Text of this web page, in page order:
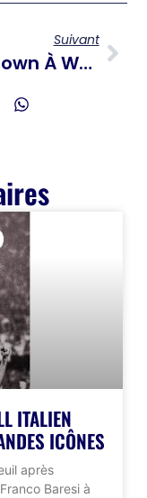
Suivant
Shutdown À Washington : Trump Menace De Coupes Massives Dans Les Agences Fédérales
ITALIEN
ICÔNES
après
Baresi à